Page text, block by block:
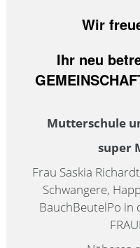
Wir
Ihr neu
Mutterschule
super
Frau Saskia
Schwangere,
BauchBeutelPo